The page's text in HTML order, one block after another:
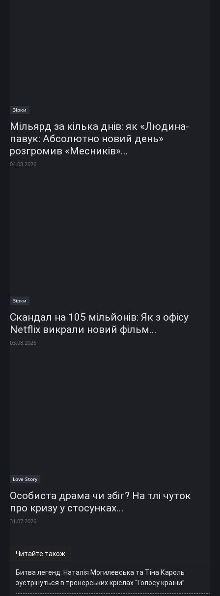
Зірки
Мільярд за кілька днів: як «Людина-
павук: Абсолютно новий день»
розгромив «Месників»...
04.08.2026
Зірки
Скандал на 105 мільйонів: Як з офісу
Netflix викрали новий фільм...
03.08.2026
Love Story
Особиста драма чи збіг? На тлі чуток
про кризу у стосунках...
31.07.2026
Читайте також
Битва легенд: Наталія Могилевська та Тіна Кароль
зустрінуться в тренерських кріслах “Голосу країни”